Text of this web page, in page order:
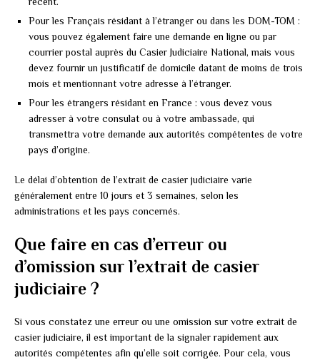
Pour les Français résidant à l’étranger ou dans les DOM-TOM :
vous pouvez également faire une demande en ligne ou par
courrier postal auprès du Casier Judiciaire National, mais vous
devez fournir un justificatif de domicile datant de moins de trois
mois et mentionnant votre adresse à l’étranger.
Pour les étrangers résidant en France : vous devez vous
adresser à votre consulat ou à votre ambassade, qui
transmettra votre demande aux autorités compétentes de votre
pays d’origine.
Le délai d’obtention de l’extrait de casier judiciaire varie
généralement entre 10 jours et 3 semaines, selon les
administrations et les pays concernés.
Que faire en cas d’erreur ou
d’omission sur l’extrait de casier
judiciaire ?
Si vous constatez une erreur ou une omission sur votre extrait de
casier judiciaire, il est important de la signaler rapidement aux
autorités compétentes afin qu’elle soit corrigée. Pour cela, vous